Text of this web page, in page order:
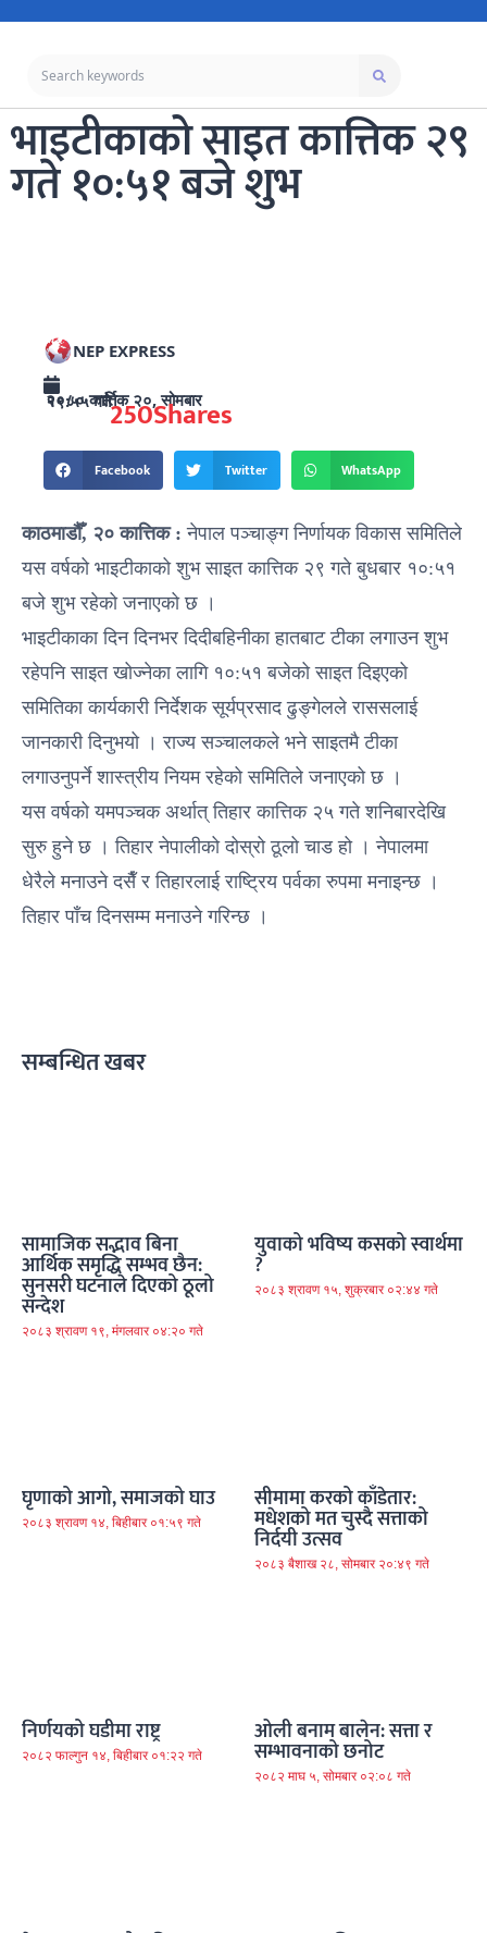
भाइटीकाको साइत कात्तिक २९
गते १०:५१ बजे शुभ
NEP EXPRESS
२०८० कार्तिक २०, सोमबार १९:५५ गते Shares
250
Facebook Twitter WhatsApp
काठमाडौँ, २० कात्तिक : नेपाल पञ्चाङ्ग निर्णायक विकास समितिले
यस वर्षको भाइटीकाको शुभ साइत कात्तिक २९ गते बुधबार १०:५१
बजे शुभ रहेको जनाएको छ ।
भाइटीकाका दिन दिनभर दिदीबहिनीका हातबाट टीका लगाउन शुभ
रहेपनि साइत खोज्नेका लागि १०:५१ बजेको साइत दिइएको
समितिका कार्यकारी निर्देशक सूर्यप्रसाद ढुङ्गेलले राससलाई
जानकारी दिनुभयो । राज्य सञ्चालकले भने साइतमै टीका
लगाउनुपर्ने शास्त्रीय नियम रहेको समितिले जनाएको छ ।
यस वर्षको यमपञ्चक अर्थात् तिहार कात्तिक २५ गते शनिबारदेखि
सुरु हुने छ । तिहार नेपालीको दोस्रो ठूलो चाड हो । नेपालमा
धेरैले मनाउने दसैँ र तिहारलाई राष्ट्रिय पर्वका रुपमा मनाइन्छ ।
तिहार पाँच दिनसम्म मनाउने गरिन्छ ।
सम्बन्धित खबर
सामाजिक सद्भाव बिना
आर्थिक समृद्धि सम्भव छैन:
सुनसरी घटनाले दिएको ठूलो
सन्देश
२०८३ श्रावण १९, मंगलवार ०४:२० गते
युवाको भविष्य कसको स्वार्थमा
?
२०८३ श्रावण १५, शुक्रबार ०२:४४ गते
घृणाको आगो, समाजको घाउ
२०८३ श्रावण १४, बिहीबार ०१:५९ गते
सीमामा करको काँडेतार:
मधेशको मत चुस्दै सत्ताको
निर्दयी उत्सव
२०८३ बैशाख २८, सोमबार २०:४९ गते
निर्णयको घडीमा राष्ट्र
२०८२ फाल्गुन १४, बिहीबार ०१:२२ गते
ओली बनाम बालेन: सत्ता र
सम्भावनाको छनोट
२०८२ माघ ५, सोमबार ०२:०८ गते